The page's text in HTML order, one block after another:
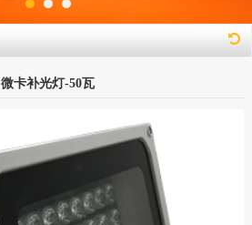
微卡补光灯-50瓦